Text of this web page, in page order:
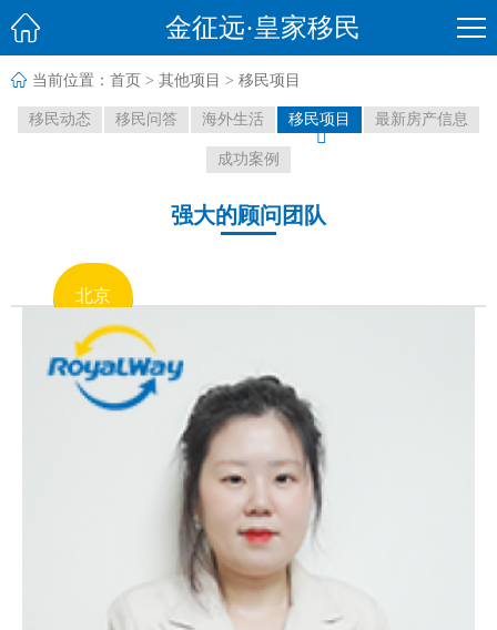
 金征远·皇家移民
 当前位置： 首页 > 其他项目 > 移民项目
移民动态 移民问答 海外生活 移民项目

最新房产信息
成功案例
强大的顾问团队
北京